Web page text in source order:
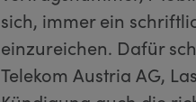
sich, immer ein
einzureichen. Dafür
Telekom Austria AG,